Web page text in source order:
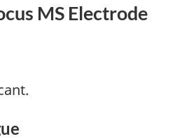
MS Electrode